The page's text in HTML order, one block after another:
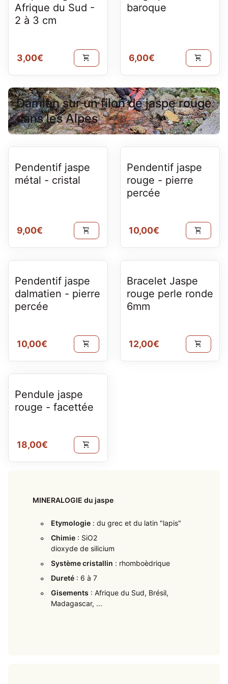
Damien sur un filon de jaspe rouge
dans les Alpes
Afrique du Sud -
2 à 3 cm
Prix normal
3,00€ shopping_cart
baroque
Prix normal
6,00€ shopping_cart
Pendentif jaspe
métal - cristal
Prix normal
9,00€ shopping_cart
Pendentif jaspe
rouge - pierre
percée
Prix normal
10,00€ shopping_cart
Pendentif jaspe
dalmatien - pierre
percée
Prix normal
10,00€ shopping_cart
Bracelet Jaspe
rouge perle ronde
6mm
Prix normal
12,00€ shopping_cart
Pendule jaspe
rouge - facettée
Prix normal
18,00€ shopping_cart
MINERALOGIE du jaspe
Etymologie : du grec et du latin "lapis"
Chimie : SiO2
dioxyde de silicium
Système cristallin : rhomboèdrique
Dureté : 6 à 7
Gisements : Afrique du Sud, Brésil,
Madagascar, ...